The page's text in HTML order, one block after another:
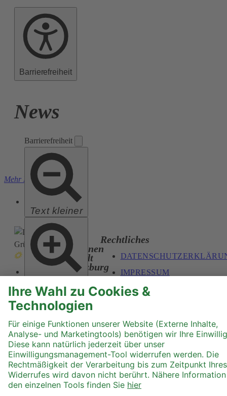
Barrierefreiheit
Barrierefreiheit
Text kleiner
Hoher Kontrast
News
Mehr Laden
Die
Grünen
Stadt
Salzburg
KONTAKT
Rechtliches
IMPRESSUM
UNSERE
STATUTEN